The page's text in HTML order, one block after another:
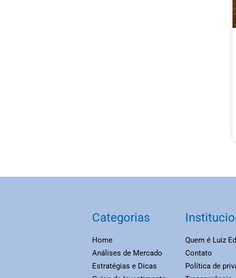
Categorias
Home
Análises de Mercado
Estratégias e Dicas
Quem é Luiz
Contato
Política de